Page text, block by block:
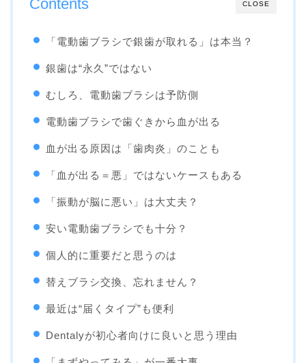
CLOSE
Contents
「電動歯ブラシで銀歯が取れる」は本当？
銀歯は“永久”ではない
むしろ、電動歯ブラシは予防側
電動歯ブラシで歯ぐきから血が出る
血が出る原因は「歯肉炎」のことも
「血が出る＝悪」ではないケースもある
「振動が脳に悪い」は大丈夫？
安い電動歯ブラシでも十分？
個人的に重要だと思うのは
替えブラシ交換、忘れません？
最近は“届くタイプ”も便利
Dentalyが初心者向けに良いと思う理由